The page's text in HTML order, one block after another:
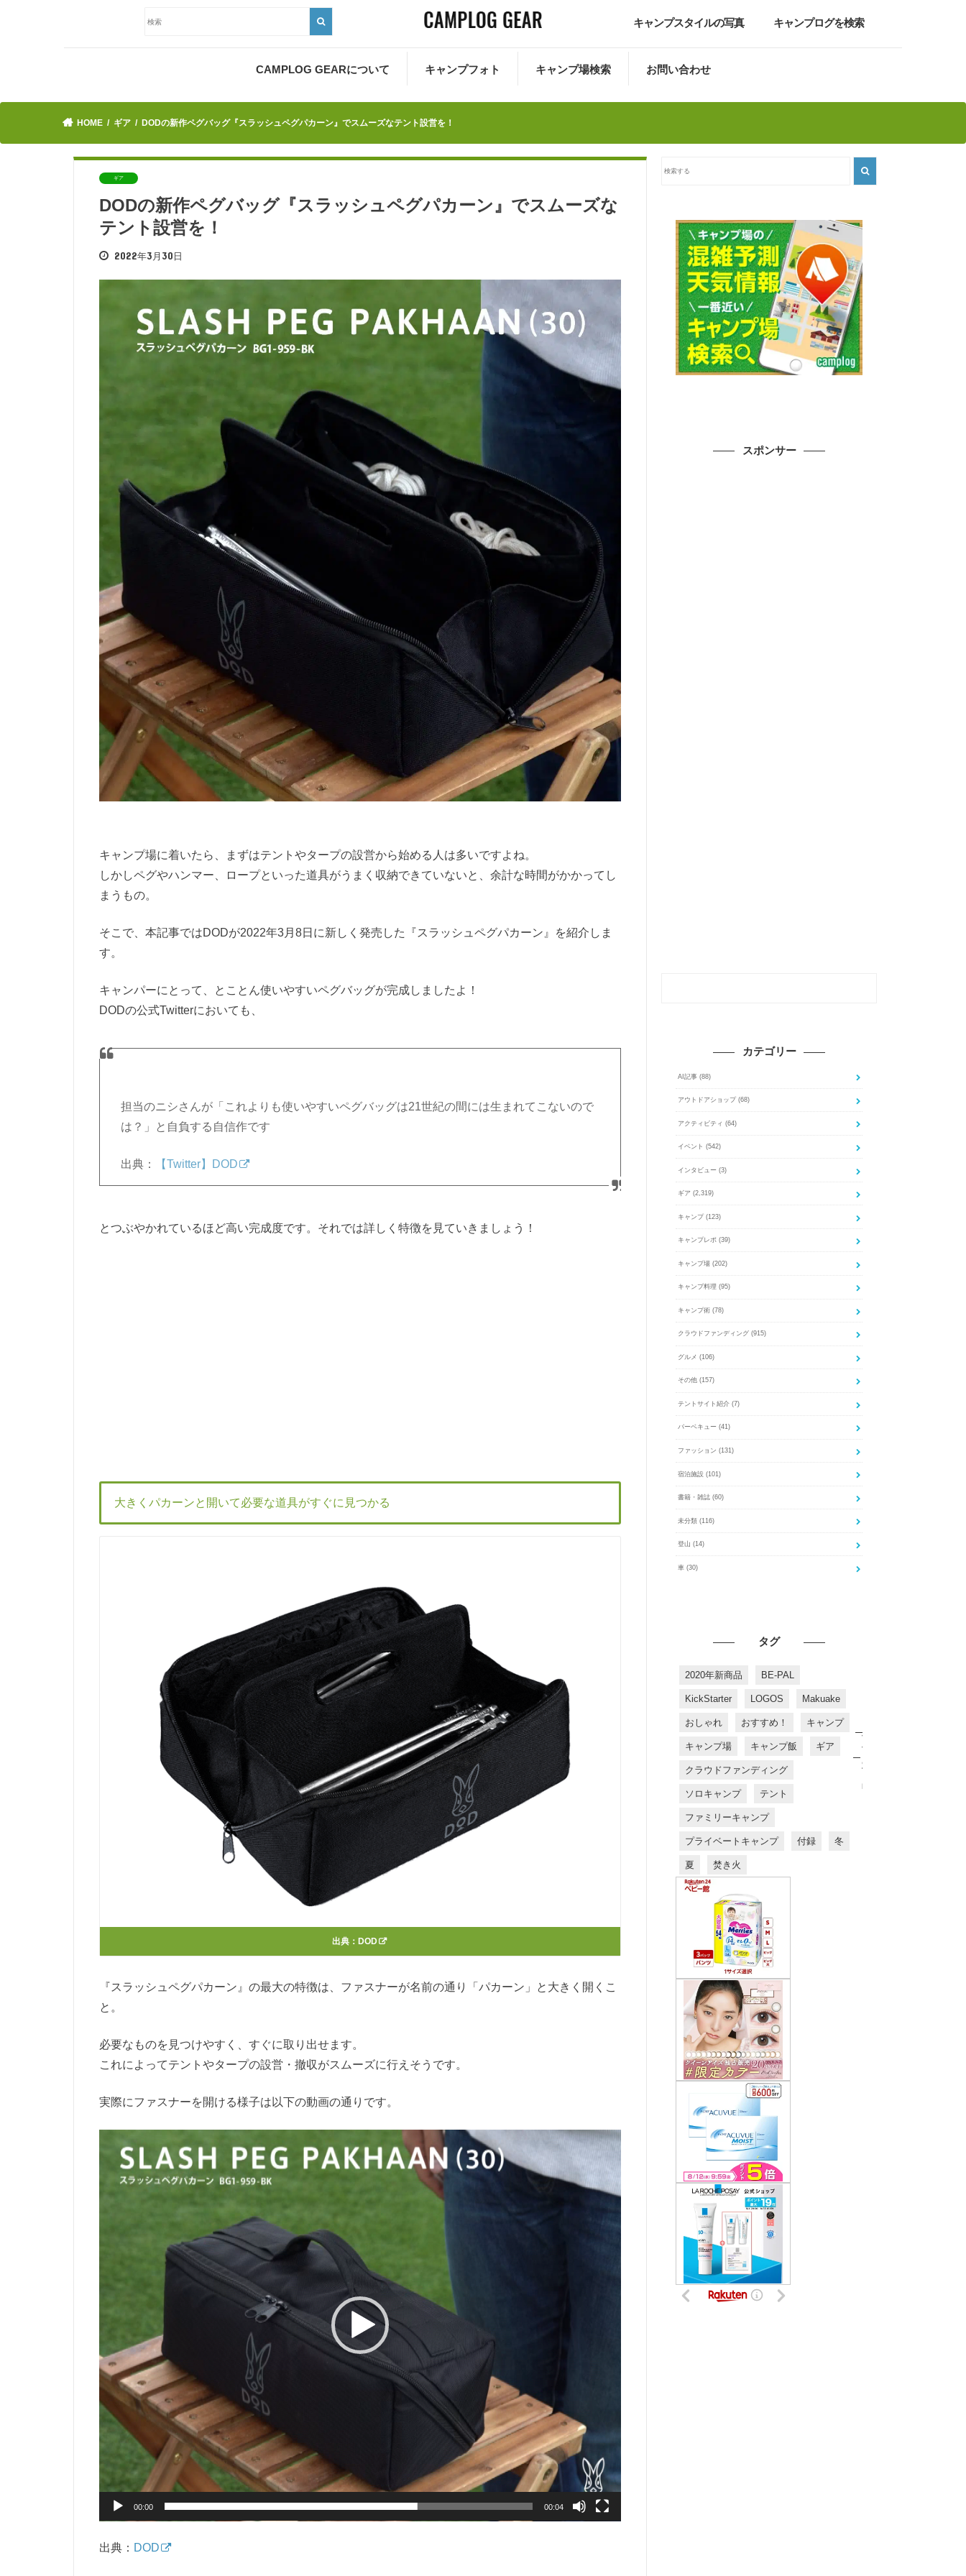
キャンプスタイルの写真 キャンプログを検索
CAMPLOG GEARについて キャンプフォト キャンプ場検索 お問い合わせ
HOME ギア DODの新作ペグバッグ『スラッシュペグパカーン』でスムーズなテント設営を！
ギア
DODの新作ペグバッグ『スラッシュペグパカーン』でスムーズな
テント設営を！
2022年3月30日
キャンプ場に着いたら、まずはテントやタープの設営から始める人は多いですよね。
しかしペグやハンマー、ロープといった道具がうまく収納できていないと、余計な時間がかかってし
まうもの。
そこで、本記事ではDODが2022年3月8日に新しく発売した『スラッシュペグパカーン』を紹介しま
す。
キャンパーにとって、とことん使いやすいペグバッグが完成しましたよ！
DODの公式Twitterにおいても、
担当のニシさんが「これよりも使いやすいペグバッグは21世紀の間には生まれてこないので
は？」と自負する自信作です
出典： 【Twitter】DOD
とつぶやかれているほど高い完成度です。それでは詳しく特徴を見ていきましょう！
大きくパカーンと開いて必要な道具がすぐに見つかる
出典： DOD
『スラッシュペグパカーン』の最大の特徴は、ファスナーが名前の通り「パカーン」と大きく開くこ
と。
必要なものを見つけやすく、すぐに取り出せます。
これによってテントやタープの設営・撤収がスムーズに行えそうです。
実際にファスナーを開ける様子は以下の動画の通りです。
レ
00:00 00:04
出典： DOD
スポンサー
カテゴリー
AI記事 (88)
アウトドアショップ (68)
アクティビティ (64)
イベント (542)
インタビュー (3)
ギア (2,319)
キャンプ (123)
キャンプレポ (39)
キャンプ場 (202)
キャンプ料理 (95)
キャンプ術 (78)
クラウドファンディング (915)
グルメ (106)
その他 (157)
テントサイト紹介 (7)
バーベキュー (41)
ファッション (131)
宿泊施設 (101)
書籍・雑誌 (60)
未分類 (116)
登山 (14)
車 (30)
タグ
2020年新商品 BE-PAL
KickStarter LOGOS Makuake
おしゃれ おすすめ！ キャンプ
キャンプ場 キャンプ飯 ギア
クラウドファンディング
ソロキャンプ テント
ファミリーキャンプ
プライベートキャンプ 付録 冬
夏 焚き火
す
す
め
商
品